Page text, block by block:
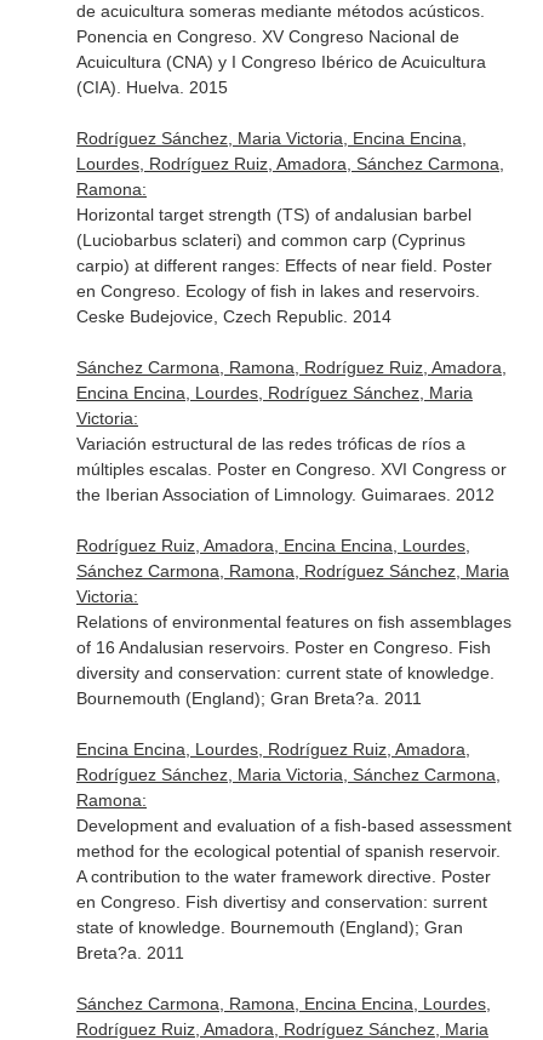
de acuicultura someras mediante métodos acústicos.
Ponencia en Congreso. XV Congreso Nacional de
Acuicultura (CNA) y I Congreso Ibérico de Acuicultura
(CIA). Huelva. 2015
Rodríguez Sánchez, Maria Victoria, Encina Encina,
Lourdes, Rodríguez Ruiz, Amadora, Sánchez Carmona,
Ramona:
Horizontal target strength (TS) of andalusian barbel
(Luciobarbus sclateri) and common carp (Cyprinus
carpio) at different ranges: Effects of near field. Poster
en Congreso. Ecology of fish in lakes and reservoirs.
Ceske Budejovice, Czech Republic. 2014
Sánchez Carmona, Ramona, Rodríguez Ruiz, Amadora,
Encina Encina, Lourdes, Rodríguez Sánchez, Maria
Victoria:
Variación estructural de las redes tróficas de ríos a
múltiples escalas. Poster en Congreso. XVI Congress or
the Iberian Association of Limnology. Guimaraes. 2012
Rodríguez Ruiz, Amadora, Encina Encina, Lourdes,
Sánchez Carmona, Ramona, Rodríguez Sánchez, Maria
Victoria:
Relations of environmental features on fish assemblages
of 16 Andalusian reservoirs. Poster en Congreso. Fish
diversity and conservation: current state of knowledge.
Bournemouth (England); Gran Breta?a. 2011
Encina Encina, Lourdes, Rodríguez Ruiz, Amadora,
Rodríguez Sánchez, Maria Victoria, Sánchez Carmona,
Ramona:
Development and evaluation of a fish-based assessment
method for the ecological potential of spanish reservoir.
A contribution to the water framework directive. Poster
en Congreso. Fish divertisy and conservation: surrent
state of knowledge. Bournemouth (England); Gran
Breta?a. 2011
Sánchez Carmona, Ramona, Encina Encina, Lourdes,
Rodríguez Ruiz, Amadora, Rodríguez Sánchez, Maria